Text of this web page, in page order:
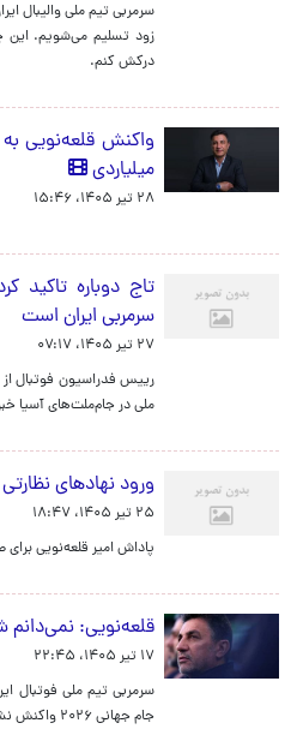
سرمربی تیم ملی والیبال
زود تسلیم می‌شویم. این
درکش کنم.
واکنش قلعه‌نویی
میلیاردی
۲۸ تیر ۱۴۰۵، ۱۵:۴۶
تاج دوباره تاکید
سرمربی ایران است
۲۷ تیر ۱۴۰۵، ۰۷:۱۷
رییس فدراسیون فوتبال
ملی در جام‌ملت‌های آسیا
ورود نهادهای
۲۵ تیر ۱۴۰۵، ۱۸:۴۷
پاداش امیر قلعه‌نویی
قلعه‌نویی: نمی‌دانم
۱۷ تیر ۱۴۰۵، ۲۲:۴۵
سرمربی تیم ملی فوتبال
جام جهانی ۲۰۲۶ واکنش نشان داد.